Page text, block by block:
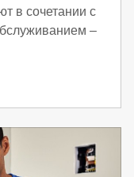
в сочетании с
–